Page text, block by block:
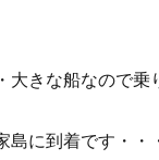
きな船なので乗
島に到着です・